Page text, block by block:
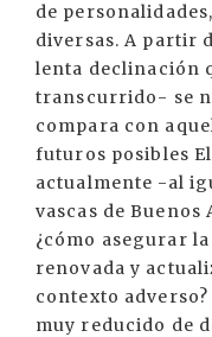
de
diversas. A partir
lenta declinación
transcurrido- se
compara con
futuros posibles
actualmente -al
vascas de
¿cómo asegurar
renovada y
contexto
muy reducido de